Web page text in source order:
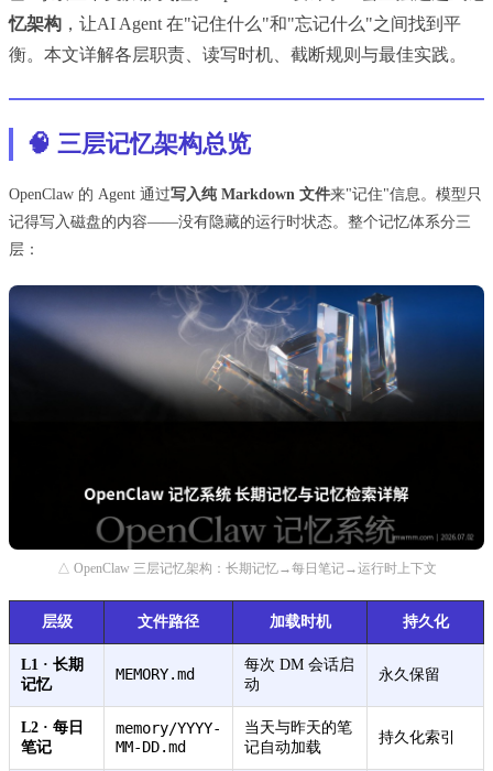
忆架构 ，让AI Agent 在"记住什么"和"忘记什么"之间找到平
衡。本文详解各层职责、读写时机、截断规则与最佳实践。
🧠 三层记忆架构总览
OpenClaw 的 Agent 通过写入纯 Markdown 文件来"记住"信息。模型只
记得写入磁盘的内容——没有隐藏的运行时状态。整个记忆体系分三
层：
△ OpenClaw 三层记忆架构：长期记忆→每日笔记→运行时上下文
层级 文件路径 加载时机 持久化
L1 · 长期
记忆
MEMORY.md
每次 DM 会话启
动
永久保留
L2 · 每日
笔记
memory/YYYY-
MM-DD.md
当天与昨天的笔
记自动加载
持久化索引